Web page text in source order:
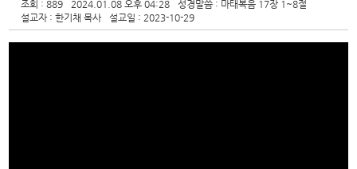
조회 : 889 2024.01.08 오후 04:28
성경말씀 : 마태복음 17장 1~8절
설교자 : 한기채 목사
설교일 : 2023-10-29